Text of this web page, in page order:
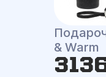
& Warm